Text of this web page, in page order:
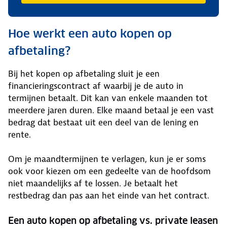
Hoe werkt een auto kopen op
afbetaling?
Bij het kopen op afbetaling sluit je een
financieringscontract af waarbij je de auto in
termijnen betaalt. Dit kan van enkele maanden tot
meerdere jaren duren. Elke maand betaal je een vast
bedrag dat bestaat uit een deel van de lening en
rente.
Om je maandtermijnen te verlagen, kun je er soms
ook voor kiezen om een gedeelte van de hoofdsom
niet maandelijks af te lossen. Je betaalt het
restbedrag dan pas aan het einde van het contract.
Een auto kopen op afbetaling vs. private leasen